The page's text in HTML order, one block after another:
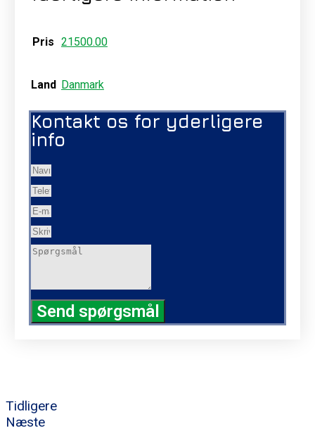
Pris 21500.00
Land Danmark
Kontakt os for yderligere
info
Send spørgsmål
Tidligere
Næste